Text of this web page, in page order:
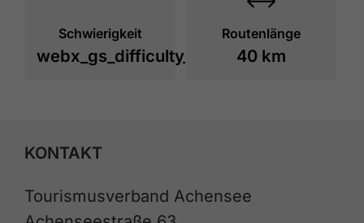
Schwierigkeit
webx_gs_difficulty_
Routenlänge
40 km
KONTAKT
Tourismusverband Achensee